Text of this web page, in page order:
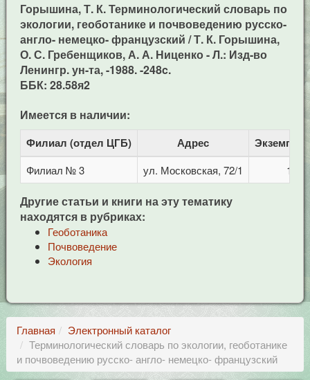
Горышина, Т. К. Терминологический словарь по
экологии, геоботанике и почвоведению русско-
англо- немецко- французский / Т. К. Горышина,
О. С. Гребенщиков, А. А. Ниценко - Л.: Изд-во
Ленингр. ун-та, -1988. -248c.
ББК: 28.58я2
Имеется в наличии:
Филиал (отдел ЦГБ) Адрес
Филиал № 3 ул. Московская, 72/1 1
Другие статьи и книги на эту тематику
находятся в рубриках:
Геоботаника
Почвоведение
Экология
Главная
Электронный каталог
Терминологический словарь по экологии, геоботанике
и почвоведению русско- англо- немецко- французский